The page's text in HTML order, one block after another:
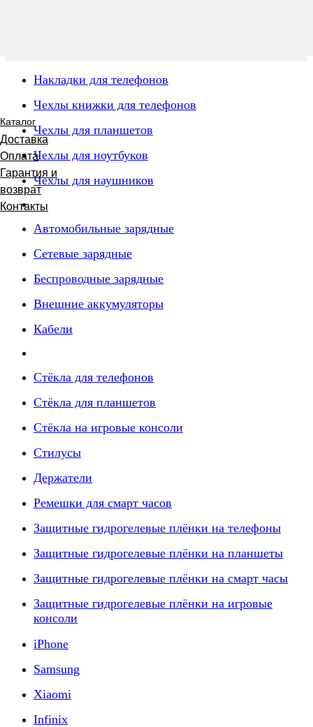
Каталог
Доставка
Оплата
Гарантия и
возврат
Контакты
Накладки для телефонов
Чехлы книжки для телефонов
Чехлы для планшетов
Чехлы для ноутбуков
Чехлы для наушников
Автомобильные зарядные
Сетевые зарядные
Беспроводные зарядные
Внешние аккумуляторы
Кабели
Стёкла для телефонов
Стёкла для планшетов
Стёкла на игровые консоли
Стилусы
Держатели
Ремешки для смарт часов
Защитные гидрогелевые плёнки на телефоны
Защитные гидрогелевые плёнки на планшеты
Защитные гидрогелевые плёнки на смарт часы
Защитные гидрогелевые плёнки на игровые
консоли
iPhone
Samsung
Xiaomi
Infinix